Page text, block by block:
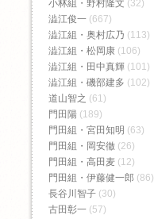
小林組・野村隆文 (32)
澁江俊一 (667)
澁江組・奥村広乃 (113)
澁江組・松岡康 (106)
澁江組・田中真輝 (101)
澁江組・磯部建多 (102)
道山智之 (61)
門田陽 (189)
門田組・宮田知明 (63)
門田組・岡安徹 (26)
門田組・高田麦 (12)
門田組・伊藤健一郎 (86)
長谷川智子 (30)
古田彰一 (57)